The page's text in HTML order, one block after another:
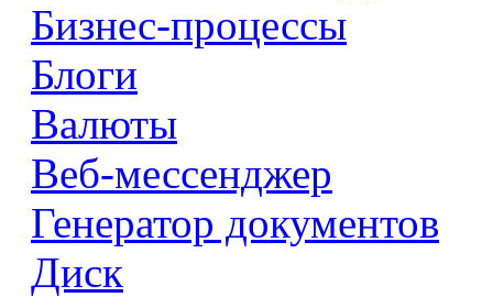
Бизнес-процессы
Блоги
Валюты
Веб-мессенджер
Генератор документов
Диск